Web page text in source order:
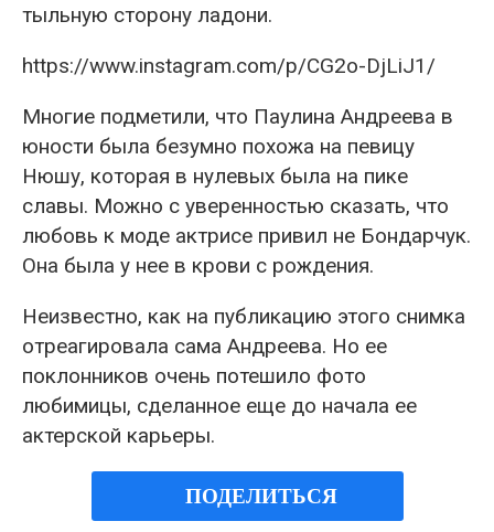
тыльную сторону ладони.
https://www.instagram.com/p/CG2o-DjLiJ1/
Многие подметили, что Паулина Андреева в
юности была безумно похожа на певицу
Нюшу, которая в нулевых была на пике
славы. Можно с уверенностью сказать, что
любовь к моде актрисе привил не Бондарчук.
Она была у нее в крови с рождения.
Неизвестно, как на публикацию этого снимка
отреагировала сама Андреева. Но ее
поклонников очень потешило фото
любимицы, сделанное еще до начала ее
актерской карьеры.
ПОДЕЛИТЬСЯ